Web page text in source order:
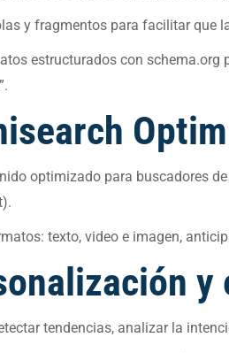
y fragmentos para facilitar que
estructurados con
optimizado para buscadores
texto, video e imagen,
tendencias, analizar la